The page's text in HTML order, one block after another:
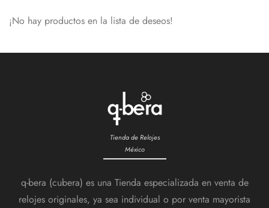
¡No hay productos en la lista de deseos!
Tienda de Relojes
México
q-bera (cubera) es una Tienda especializada en venta de
relojes originales, ya sea individual o por venta mayorista